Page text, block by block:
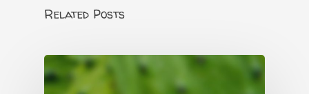
Related Posts